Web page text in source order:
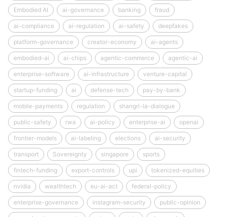
Embodied AI ai-governance banking fraud
ai-compliance ai-regulation ai-safety deepfakes
platform-governance creator-economy ai-agents
embodied-ai ai-chips agentic-commerce agentic-ai
enterprise-software ai-infrastructure venture-capital
startup-funding ai defense-tech pay-by-bank
mobile-payments regulation shangri-la-dialogue
public-safety rwa ai-policy enterprise-ai openai
frontier-models ai-labeling elections ai-security
transport Sovereignty singapore sports
fintech-funding export-controls upi tokenized-equities
nvidia wealthtech eu-ai-act federal-policy
enterprise-governance instagram-security public-opinion